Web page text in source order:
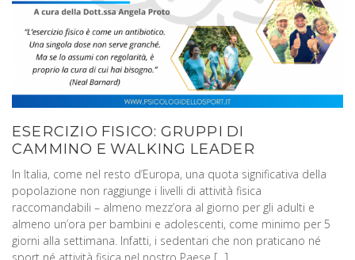
ESERCIZIO FISICO: GRUPPI DI
CAMMINO E WALKING LEADER
In Italia, come nel resto d’Europa, una quota significativa della
popolazione non raggiunge i livelli di attività fisica
raccomandabili – almeno mezz’ora al giorno per gli adulti e
almeno un’ora per bambini e adolescenti, come minimo per 5
giorni alla settimana. Infatti, i sedentari che non praticano né